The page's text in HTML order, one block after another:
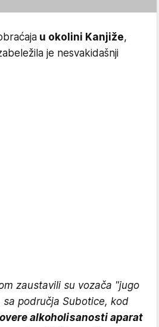
u okolini Kanjiže,
je nesvakidašnji
zaustavili su vozača "jugo
sa područja Subotice, kod
alkoholisanosti aparat